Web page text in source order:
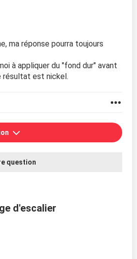
ma réponse pourra toujours
à appliquer du "fond dur" avant
résultat est nickel.
question
d'escalier